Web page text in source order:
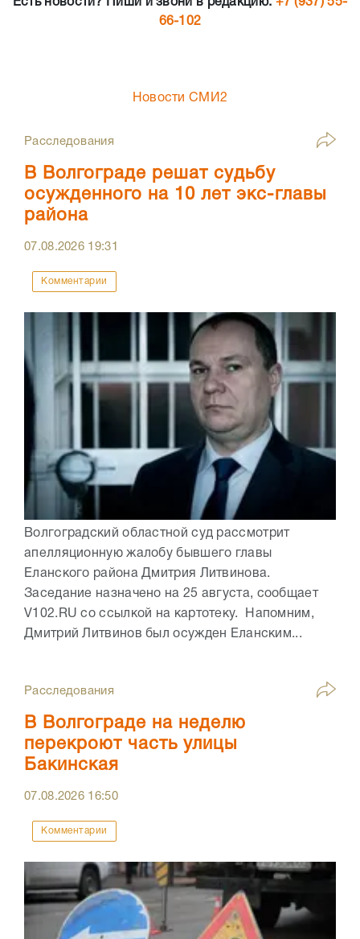
Есть новости? Пиши и звони в редакцию: +7 (937) 55-
66-102
Новости СМИ2
Расследования
В Волгограде решат судьбу
осужденного на 10 лет экс-главы
района
07.08.2026 19:31
Комментарии
Волгоградский областной суд рассмотрит
апелляционную жалобу бывшего главы
Еланского района Дмитрия Литвинова.
Заседание назначено на 25 августа, сообщает
V102.RU со ссылкой на картотеку. Напомним,
Дмитрий Литвинов был осужден Еланским...
Расследования
В Волгограде на неделю
перекроют часть улицы
Бакинская
07.08.2026 16:50
Комментарии